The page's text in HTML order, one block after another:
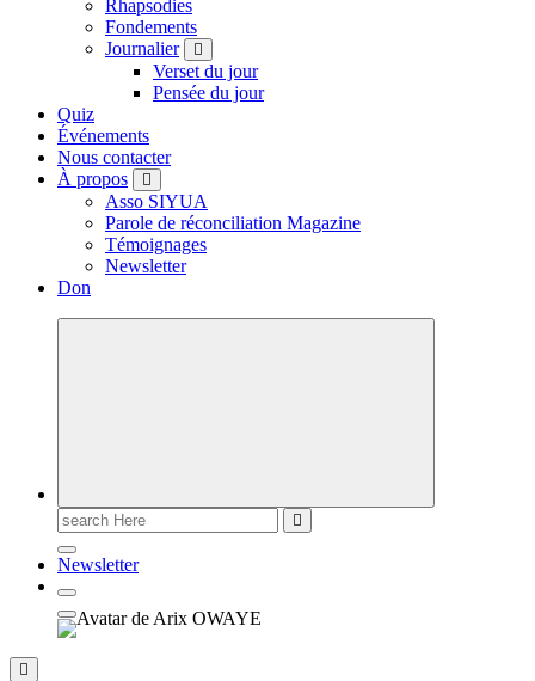
Rhapsodies
Fondements
Journalier
Verset du jour
Pensée du jour
Quiz
Événements
Nous contacter
À propos
Asso SIYUA
Parole de réconciliation Magazine
Témoignages
Newsletter
Don
Newsletter